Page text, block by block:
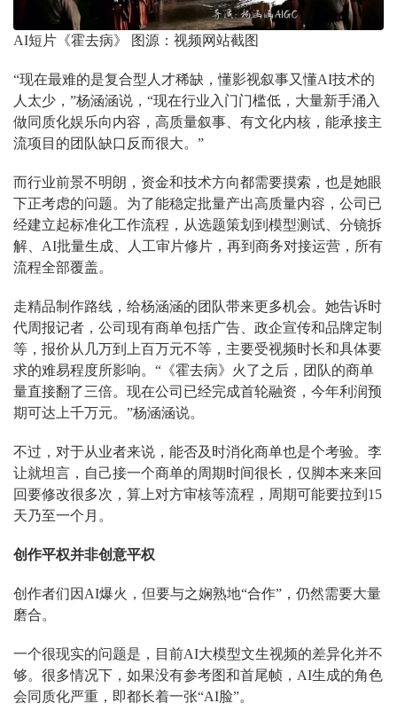
AI短片《霍去病》 图源：视频网站截图
“现在最难的是复合型人才稀缺，懂影视叙事又懂AI技术的
人太少，”杨涵涵说，“现在行业入门门槛低，大量新手涌入
做同质化娱乐向内容，高质量叙事、有文化内核，能承接主
流项目的团队缺口反而很大。”
而行业前景不明朗，资金和技术方向都需要摸索，也是她眼
下正考虑的问题。为了能稳定批量产出高质量内容，公司已
经建立起标准化工作流程，从选题策划到模型测试、分镜拆
解、AI批量生成、人工审片修片，再到商务对接运营，所有
流程全部覆盖。
走精品制作路线，给杨涵涵的团队带来更多机会。她告诉时
代周报记者，公司现有商单包括广告、政企宣传和品牌定制
等，报价从几万到上百万元不等，主要受视频时长和具体要
求的难易程度所影响。“《霍去病》火了之后，团队的商单
量直接翻了三倍。现在公司已经完成首轮融资，今年利润预
期可达上千万元。”杨涵涵说。
不过，对于从业者来说，能否及时消化商单也是个考验。李
让就坦言，自己接一个商单的周期时间很长，仅脚本来来回
回要修改很多次，算上对方审核等流程，周期可能要拉到15
天乃至一个月。
创作平权并非创意平权
创作者们因AI爆火，但要与之娴熟地“合作”，仍然需要大量
磨合。
一个很现实的问题是，目前AI大模型文生视频的差异化并不
够。很多情况下，如果没有参考图和首尾帧，AI生成的角色
会同质化严重，即都长着一张“AI脸”。